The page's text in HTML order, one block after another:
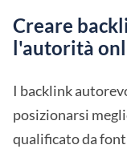
Creare
l'autorità
I backlink
posizionarsi
qualificato da